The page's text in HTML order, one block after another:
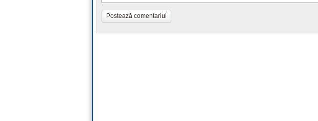
Postează comentariul